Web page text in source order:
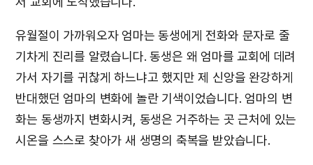
유월절이 가까워오자 엄마는 동생에게 전화와 문자로 줄
기차게 진리를 알렸습니다. 동생은 왜 엄마를 교회에 데려
가서 자기를 귀찮게 하느냐고 했지만 제 신앙을 완강하게
반대했던 엄마의 변화에 놀란 기색이었습니다. 엄마의 변
화는 동생까지 변화시켜, 동생은 거주하는 곳 근처에 있는
시온을 스스로 찾아가 새 생명의 축복을 받았습니다.